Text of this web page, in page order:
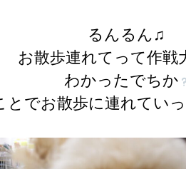
るんるん♫
お散歩連れてって作戦
わかったでちか
とでお散歩に連れてい